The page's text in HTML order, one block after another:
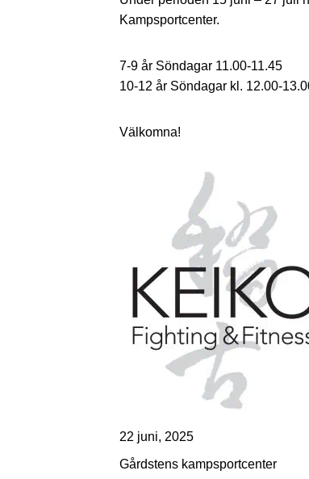
Kampsportcenter.
7-9 år Söndagar 11.00-11.45
10-12 år Söndagar kl. 12.00-
Välkomna!
22 juni, 2025
Gårdstens kampsportcenter